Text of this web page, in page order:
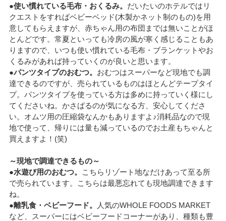
●使い慣れている毛布・おくるみ。 だいたいのホテルではリ
クエストをすればベビーベッド(木製かネット制のもの)を用
意してもらえますが、赤ちゃん用の布団までは無いことがほ
とんどです。常夏といっても冷房の風が寒く感じることもあ
りますので、いつも使い慣れている毛布・ブランケットやお
くるみがあれば持っていくのが良いと思います。
●パンツタイプのおむつ。 おむつはスーパーなど現地でも調
達できるのですが、売られているものはほとんどテープタイ
プ。パンツタイプを使っている方は多めに持っていく様にし
てくださいね。かさばるのが気になる方、安心してくださ
い。オムツ用の圧縮袋なんかもありますよ♪消耗品なので現
地で使って、帰りには量も減っているのでお土産もちゃんと
買えますよ！(笑)
～現地で調達できるもの～
●水遊び用のおむつ。 こちらリゾート地なだけあって至る所
で売られています。こちらは最悪忘れても現地調達できます
ね。
●離乳食・ベビーフード。
人気のWHOLE FOODS MARKET
など、スーパーにはベビーフードコーナーがあり、種類も豊